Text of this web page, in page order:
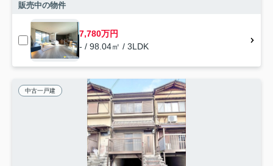
販売中の物件
7,780万円
- / 98.04㎡ / 3LDK
中古一戸建